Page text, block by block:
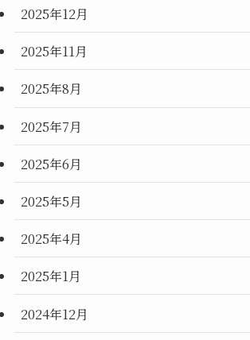
2025年12月
2025年11月
2025年8月
2025年7月
2025年6月
2025年5月
2025年4月
2025年1月
2024年12月